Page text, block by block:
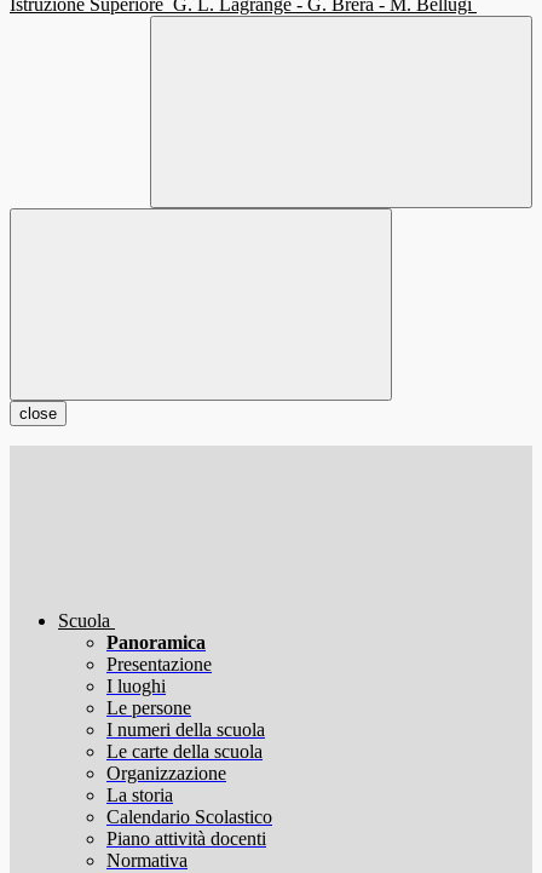
Istruzione Superiore G. L. Lagrange - G. Brera - M. Bellugi
close
Scuola
Panoramica
Presentazione
I luoghi
Le persone
I numeri della scuola
Le carte della scuola
Organizzazione
La storia
Calendario Scolastico
Piano attività docenti
Normativa